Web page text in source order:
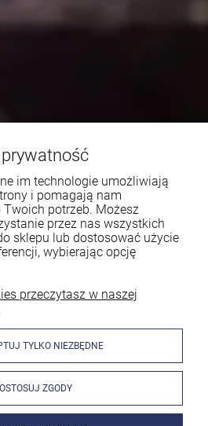
im technologie umożliwiają
i pomagają nam
potrzeb. Możesz
przez nas wszystkich
sklepu lub dostosować użycie
wybierając opcję
przeczytasz w naszej
TYLKO NIEZBĘDNE
ZGODY